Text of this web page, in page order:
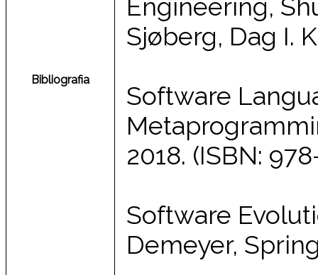
Bibliografia
Engineering,
Sjøberg, Dag I.
Software
2018. (ISBN:
Software
Demeyer,